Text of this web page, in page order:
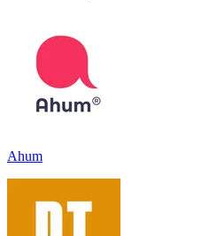
Ahum